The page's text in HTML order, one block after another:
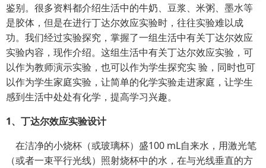
鉴别。很多资料都介绍生活中的牛奶、豆浆、米粥、墨水等
是胶体，但是在进行丁达尔效应实验时，往往实验难以成
功。我们经过实验探究，掌握了一组生活中有关丁达尔效应
实验内容，现作介绍。这组生活中有关丁达尔效应实验，可
以作为教师演示实验，也可以作为学生探究实 验，同时也可
以作为学生家庭实验，让简单的化学实验走进家庭，让学生
感到生活中处处有化学，提高学习兴趣。
1、 丁达尔效应实验设计
在洁净的小烧杯（或玻璃杯）盛100 mL自来水，用激光笔
（或者一束平行光线）照射烧杯中的水，在与光线垂直的方